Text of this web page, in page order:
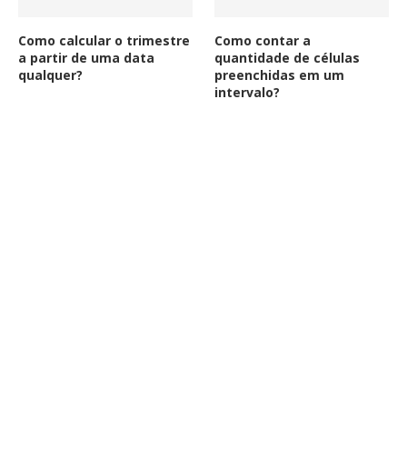
Como calcular o trimestre
a partir de uma data
qualquer?
Como contar a
quantidade de células
preenchidas em um
intervalo?